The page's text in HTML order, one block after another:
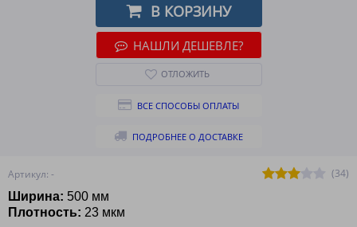
Артикул: -
(34)
Ширина: 500 мм
Плотность: 23 мкм
В КОРЗИНУ
НАШЛИ ДЕШЕВЛЕ?
ОТЛОЖИТЬ
ВСЕ СПОСОБЫ ОПЛАТЫ
ПОДРОБНЕЕ О ДОСТАВКЕ